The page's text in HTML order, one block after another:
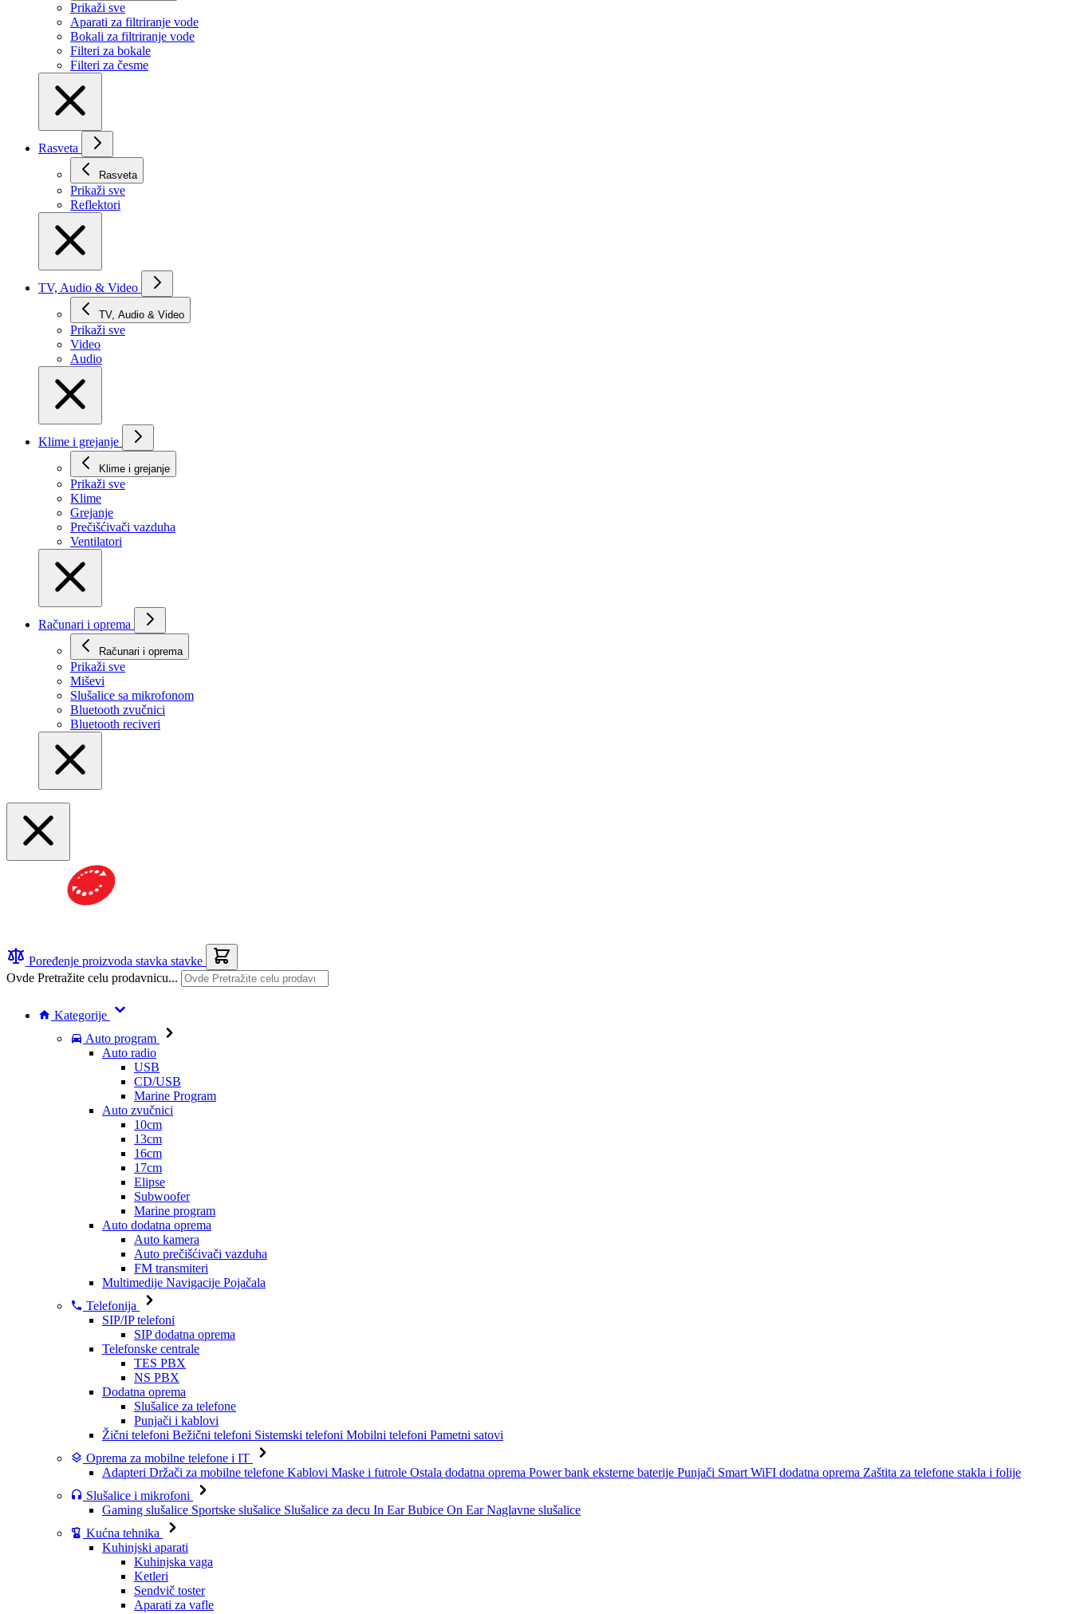
Prikaži svе
Aparati za filtriranje vode
Bokali za filtriranje vode
Filteri za bokale
Filteri za česme
Rasveta
Rasveta
Prikaži svе
Reflektori
TV, Audio & Video
TV, Audio & Video
Prikaži svе
Video
Audio
Klime i grejanje
Klime i grejanje
Prikaži svе
Klime
Grejanje
Prečišćivači vazduha
Ventilatori
Računari i oprema
Računari i oprema
Prikaži svе
Miševi
Slušalice sa mikrofonom
Bluetooth zvučnici
Bluetooth reciveri
Poređenje proizvoda stavka stavke
Ovde Pretražite celu prodavnicu...
Kategorije
Auto program
Auto radio
USB
CD/USB
Marine Program
Auto zvučnici
10cm
13cm
16cm
17cm
Elipse
Subwoofer
Marine program
Auto dodatna oprema
Auto kamera
Auto prečišćivači vazduha
FM transmiteri
Multimedije Navigacije Pojačala
Telefonija
SIP/IP telefoni
SIP dodatna oprema
Telefonske centrale
TES PBX
NS PBX
Dodatna oprema
Slušalice za telefone
Punjači i kablovi
Žični telefoni Bežični telefoni Sistemski telefoni Mobilni telefoni Pametni satovi
Oprema za mobilne telefone i IT
Adapteri Držači za mobilne telefone Kablovi Maske i futrole Ostala dodatna oprema Power bank eksterne baterije Punjači Smart WiFI dodatna oprema Zaštita za telefone stakla i folije
Slušalice i mikrofoni
Gaming slušalice Sportske slušalice Slušalice za decu In Ear Bubice On Ear Naglavne slušalice
Kućna tehnika
Kuhinjski aparati
Kuhinjska vaga
Ketleri
Sendvič toster
Aparati za vafle